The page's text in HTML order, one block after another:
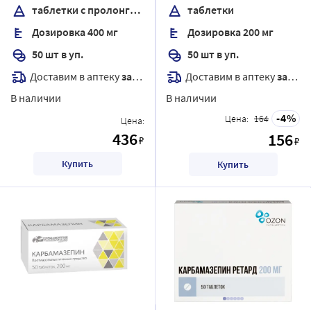
таблетки с пролонгированным высвобождением
Дозировка 400 мг
50 шт в уп.
Доставим в аптекузавтра
В наличии
Цена:
436₽
Купить
таблетки
Дозировка 200 мг
50 шт в уп.
Доставим в аптекузавтра
В наличии
Цена: 164 4
156₽
Купить